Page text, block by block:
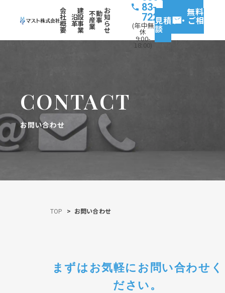
会
社
概
要
沿
革
建
設
事
業
不動
産事
業
お
知
ら
せ
83-
7227
(年中無
休
9:00-
18:00)
無料
見積り・ご相
談
CONTACT
お問い合わせ
TOP お問い合わせ
まずはお気軽に お問い合わせく
ださい。